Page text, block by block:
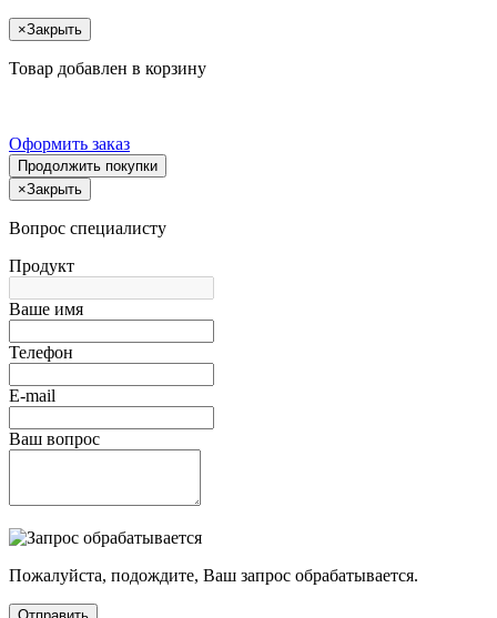
×Закрыть
Товар добавлен в корзину
Оформить заказ
Продолжить покупки
×Закрыть
Вопрос специалисту
Продукт
Ваше имя
Телефон
E-mail
Ваш вопрос
Пожалуйста, подождите, Ваш запрос обрабатывается.